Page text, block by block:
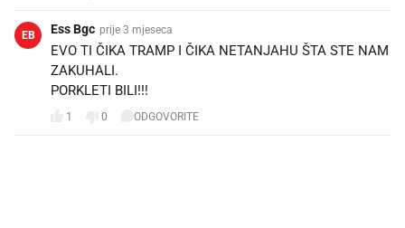
EB Ess Bgc prije 3 mjeseca
EVO TI ČIKA TRAMP I ČIKA NETANJAHU ŠTA STE NAM
ZAKUHALI.
PORKLETI BILI!!!
1 0 ODGOVORITE